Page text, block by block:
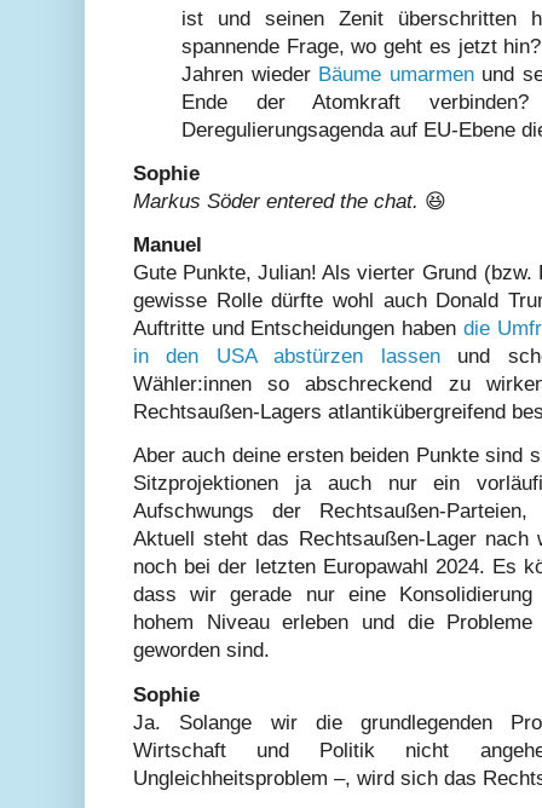
ist und seinen Zenit überschritten
spannende Frage, wo geht es jetzt
Jahren wieder Bäume umarmenund
Ende der Atomkraft
Deregulierungsagenda auf EU-Ebene
Sophie
Markus Söder entered the chat. 😆
Manuel
Gute Punkte, Julian! Als vierter Grund (bzw.
gewisse Rolle dürfte wohl auch Donald
Auftritte und Entscheidungen haben die
in den USA abstürzen lassenund
Wähler:innen so abschreckend zu
Rechtsaußen-Lagers atlantikübergreifend
Aber auch deine ersten beiden Punkte sind
Sitzprojektionen ja auch nur ein
Aufschwungs der Rechtsaußen-
Aktuell steht das Rechtsaußen-Lager
noch bei der letzten Europawahl 2024. Es
dass wir gerade nur eine Konsolidierung
hohem Niveau erleben und die
geworden sind.
Sophie
Ja. Solange wir die grundlegenden
Wirtschaft und Politik nicht
Ungleichheitsproblem –, wird sich das